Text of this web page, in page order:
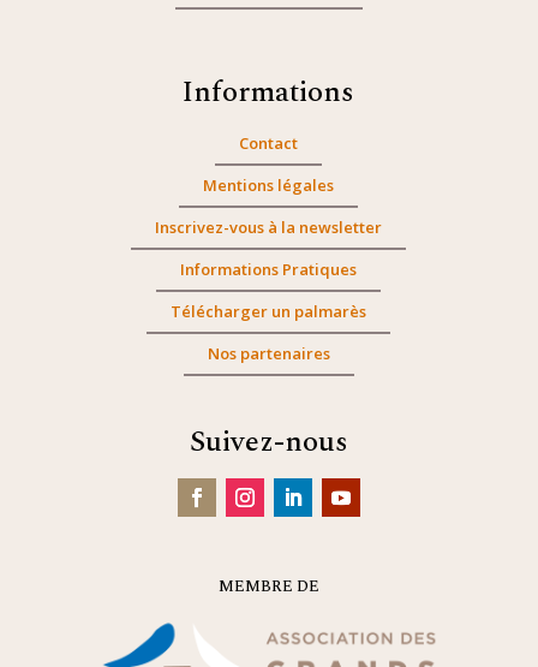
Informations
Contact
Mentions légales
Inscrivez-vous à la newsletter
Informations Pratiques
Télécharger un palmarès
Nos partenaires
Suivez-nous
MEMBRE DE